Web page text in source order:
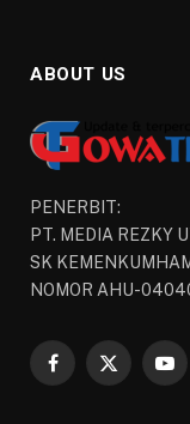
ABOUT US
PENERBIT:
PT. MEDIA REZKY
SK
NOMOR AHU-
Facebook
X